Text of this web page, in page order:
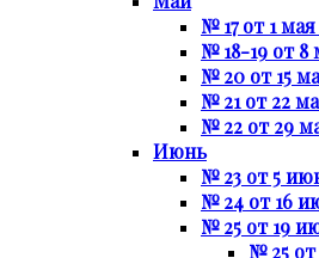
№ 17 от 1 мая
№ 18-19 от 8
№ 20 от 15
№ 21 от 22
№ 22 от 29
Июнь
№ 23 от 5
№ 24 от 16
№ 25 от 19
№ 25 от